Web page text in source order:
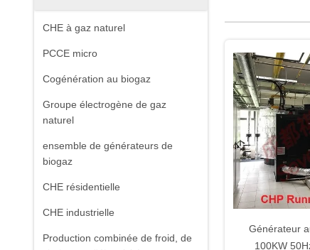
CHE à gaz naturel
PCCE micro
Cogénération au biogaz
Groupe électrogène de gaz
naturel
ensemble de générateurs de
biogaz
CHE résidentielle
CHE industrielle
Production combinée de froid, de
Générateur
100KW